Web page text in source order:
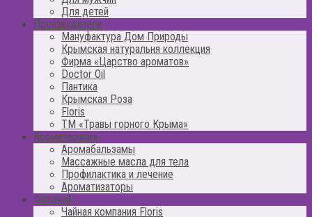
Для детей
Производители
Мануфактура Дом Природы
Крымская натуральня коллекция
Фирма «Царство ароматов»
Doctor Oil
Пантика
Крымская Роза
Floris
ТМ «Травы горного Крыма»
Ароматерапия
Аромабальзамы
Массажные масла для тела
Профилактика и лечение
Ароматизаторы
Фиточай
Чайная компания Floris